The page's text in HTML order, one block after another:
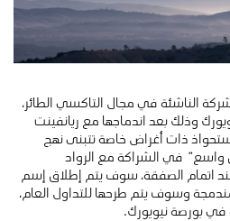
الناشئة في مجال التاكسي الطائر،
وذلك بعد اندماجها مع ريانفينت
ذات أغراض خاصة تتبنى نهج
واسع” في الشراكة مع الرواد
اتمام الصفقة، سوف يتم إطلاق إسم
وسوف يتم طرحها للتداول العام،
في بورصة نيويورك.